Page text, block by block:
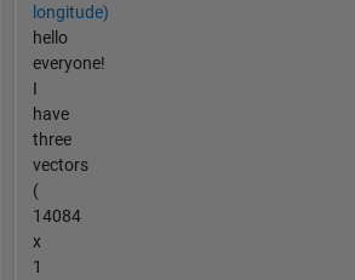
longitude)
hello
everyone!
I
have
three
vectors
(
14084
x
1